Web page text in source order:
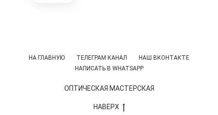
НА ГЛАВНУЮ ТЕЛЕГРАМ КАНАЛ
НАШ ВКОНТАКТЕ
НАПИСАТЬ В WHATSAPP
ОПТИЧЕСКАЯ МАСТЕРСКАЯ
НАВЕРХ